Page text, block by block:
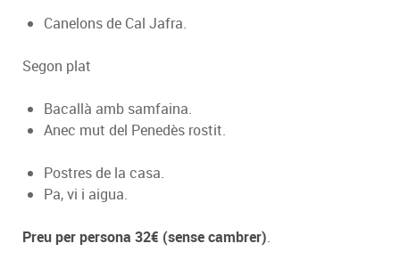
Canelons de Cal Jafra.
Segon plat
Bacallà amb samfaina.
Anec mut del Penedès rostit.
Postres de la casa.
Pa, vi i aigua.
Preu per persona 32€ (sense cambrer).